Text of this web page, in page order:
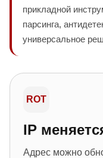
прикладной
парсинга,
универсальное
ROT
IP
Адрес можно